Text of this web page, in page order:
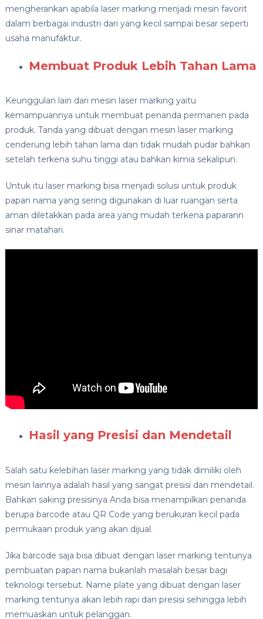
mengherankan apabila laser marking menjadi mesin favorit
dalam berbagai industri dari yang kecil sampai besar seperti
usaha manufaktur.
Membuat Produk Lebih Tahan Lama
Keunggulan lain dari mesin laser marking yaitu
kemampuannya untuk membuat penanda permanen pada
produk. Tanda yang dibuat dengan mesin laser marking
cenderung lebih tahan lama dan tidak mudah pudar bahkan
setelah terkena suhu tinggi atau bahkan kimia sekalipun.
Untuk itu laser marking bisa menjadi solusi untuk produk
papan nama yang sering digunakan di luar ruangan serta
aman diletakkan pada area yang mudah terkena paparann
sinar matahari.
Hasil yang Presisi dan Mendetail
Salah satu kelebihan laser marking yang tidak dimiliki oleh
mesin lainnya adalah hasil yang sangat presisi dan mendetail.
Bahkan saking presisinya Anda bisa menampilkan penanda
berupa barcode atau QR Code yang berukuran kecil pada
permukaan produk yang akan dijual.
Jika barcode saja bisa dibuat dengan laser marking tentunya
pembuatan papan nama bukanlah masalah besar bagi
teknologi tersebut. Name plate yang dibuat dengan laser
marking tentunya akan lebih rapi dan presisi sehingga lebih
memuaskan untuk pelanggan.